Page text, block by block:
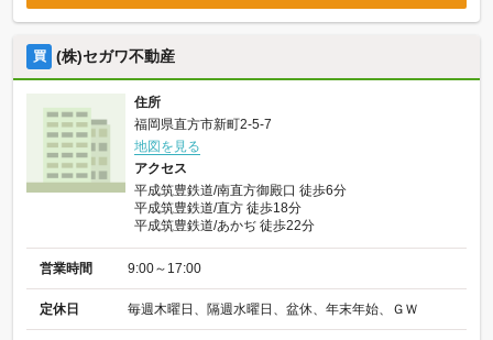
買 (株)セガワ不動産
住所
福岡県直方市新町2-5-7
地図を見る
アクセス
平成筑豊鉄道/南直方御殿口 徒歩6分
平成筑豊鉄道/直方 徒歩18分
平成筑豊鉄道/あかぢ 徒歩22分
営業時間 9:00～17:00
定休日 毎週木曜日、隔週水曜日、盆休、年末年始、ＧＷ